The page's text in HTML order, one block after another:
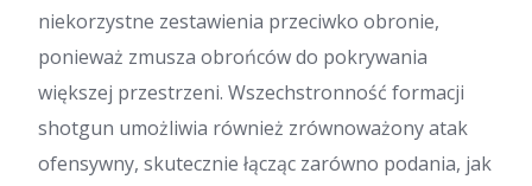
niekorzystne zestawienia przeciwko obronie,
ponieważ zmusza obrońców do pokrywania
większej przestrzeni. Wszechstronność formacji
shotgun umożliwia również zrównoważony atak
ofensywny, skutecznie łącząc zarówno podania, jak